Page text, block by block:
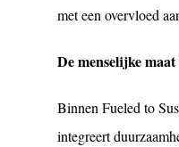
met een overvloed
De menselijke
Binnen Fueled to
integreert